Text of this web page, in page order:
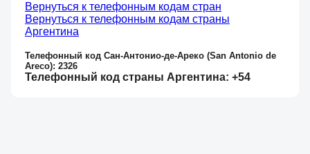
Вернуться к телефонным кодам стран
Вернуться к телефонным кодам страны
Аргентина
Телефонный код Сан-Антонио-де-Ареко (San Antonio de
Areco): 2326
Телефонный код страны Аргентина: +54